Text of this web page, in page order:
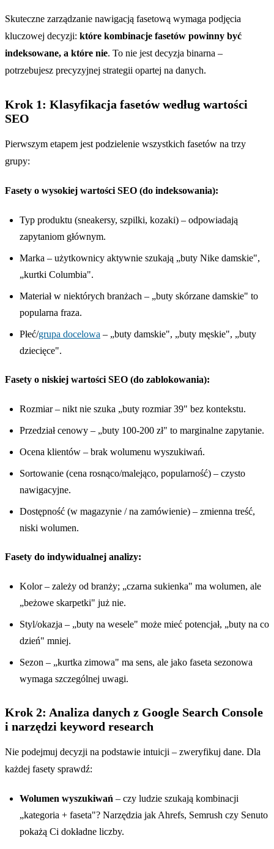
Skuteczne zarządzanie nawigacją fasetową wymaga podjęcia
kluczowej decyzji: które kombinacje fasetów powinny być
indeksowane, a które nie. To nie jest decyzja binarna –
potrzebujesz precyzyjnej strategii opartej na danych.
Krok 1: Klasyfikacja fasetów według wartości
SEO
Pierwszym etapem jest podzielenie wszystkich fasetów na trzy
grupy:
Fasety o wysokiej wartości SEO (do indeksowania):
Typ produktu (sneakersy, szpilki, kozaki) – odpowiadają
zapytaniom głównym.
Marka – użytkownicy aktywnie szukają „buty Nike damskie",
„kurtki Columbia".
Materiał w niektórych branżach – „buty skórzane damskie" to
popularna fraza.
Płeć/grupa docelowa – „buty damskie", „buty męskie", „buty
dziecięce".
Fasety o niskiej wartości SEO (do zablokowania):
Rozmiar – nikt nie szuka „buty rozmiar 39" bez kontekstu.
Przedział cenowy – „buty 100-200 zł" to marginalne zapytanie.
Ocena klientów – brak wolumenu wyszukiwań.
Sortowanie (cena rosnąco/malejąco, popularność) – czysto
nawigacyjne.
Dostępność (w magazynie / na zamówienie) – zmienna treść,
niski wolumen.
Fasety do indywidualnej analizy:
Kolor – zależy od branży; „czarna sukienka" ma wolumen, ale
„beżowe skarpetki" już nie.
Styl/okazja – „buty na wesele" może mieć potencjał, „buty na co
dzień" mniej.
Sezon – „kurtka zimowa" ma sens, ale jako faseta sezonowa
wymaga szczególnej uwagi.
Krok 2: Analiza danych z Google Search Console
i narzędzi keyword research
Nie podejmuj decyzji na podstawie intuicji – zweryfikuj dane. Dla
każdej fasety sprawdź:
Wolumen wyszukiwań – czy ludzie szukają kombinacji
„kategoria + faseta"? Narzędzia jak Ahrefs, Semrush czy Senuto
pokażą Ci dokładne liczby.